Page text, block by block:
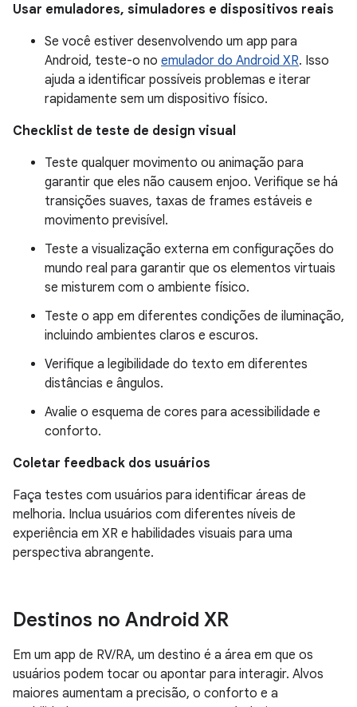
Usar emuladores, simuladores e dispositivos reais
Se você estiver desenvolvendo um app para
Android, teste-o no emulador do Android XR. Isso
ajuda a identificar possíveis problemas e iterar
rapidamente sem um dispositivo físico.
Checklist de teste de design visual
Teste qualquer movimento ou animação para
garantir que eles não causem enjoo. Verifique se há
transições suaves, taxas de frames estáveis e
movimento previsível.
Teste a visualização externa em configurações do
mundo real para garantir que os elementos virtuais
se misturem com o ambiente físico.
Teste o app em diferentes condições de iluminação,
incluindo ambientes claros e escuros.
Verifique a legibilidade do texto em diferentes
distâncias e ângulos.
Avalie o esquema de cores para acessibilidade e
conforto.
Coletar feedback dos usuários
Faça testes com usuários para identificar áreas de
melhoria. Inclua usuários com diferentes níveis de
experiência em XR e habilidades visuais para uma
perspectiva abrangente.
Destinos no Android XR
Em um app de RV/RA, um destino é a área em que os
usuários podem tocar ou apontar para interagir. Alvos
maiores aumentam a precisão, o conforto e a